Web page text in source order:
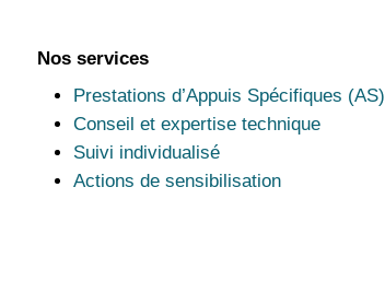
Nos services
Prestations d’Appuis Spécifiques (AS)
Conseil et expertise technique
Suivi individualisé
Actions de sensibilisation